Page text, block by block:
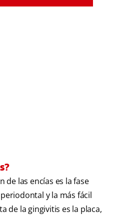
de las encías es la fase
y la más fácil
de la gingivitis es la placa,